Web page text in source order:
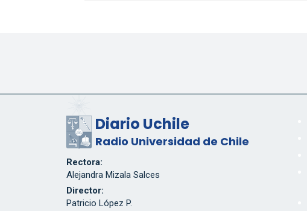
Diario Uchile
Radio Universidad de Chile
Rectora:
Alejandra Mizala Salces
Director:
Patricio López P.